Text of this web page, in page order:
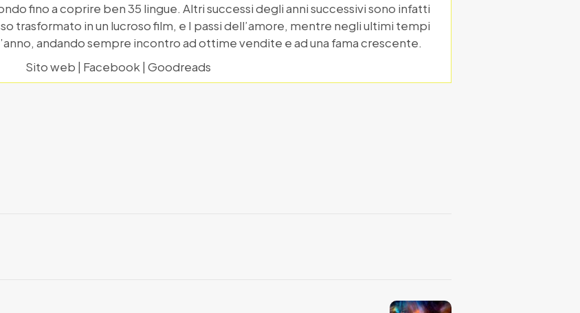
fino a coprire ben 35 lingue. Altri successi degli anni successivi sono infatti
trasformato in un lucroso film, e I passi dell’amore, mentre negli ultimi tempi
andando sempre incontro ad ottime vendite e ad una fama crescente.
Sito web | Facebook | Goodreads